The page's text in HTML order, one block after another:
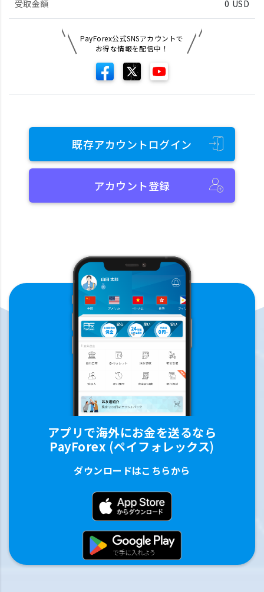
受取金額 0 USD
PayForex公式SNSアカウントで
お得な情報を配信中！
既存アカウントログイン
アカウント登録
アプリで海外にお金を送るなら
PayForex (ペイフォレックス)
ダウンロードはこちらから